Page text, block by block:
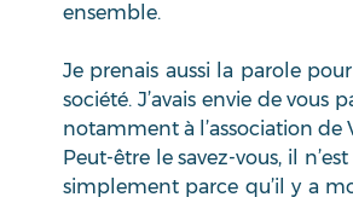
ensemble.
Je prenais aussi la parole
société. J’avais envie de
notamment à l’association de
Peut-être le savez-vous, il
simplement parce qu’il y a